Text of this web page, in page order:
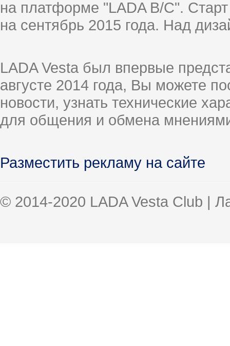
на платформе "LADA B/C".
на сентябрь 2015 года. Над
LADA Vesta был впервые
августе 2014 года, Вы можете
новости, узнать технические
для общения и обмена
Разместить рекламу на сайте
© 2014-2020 LADA Vesta Club |